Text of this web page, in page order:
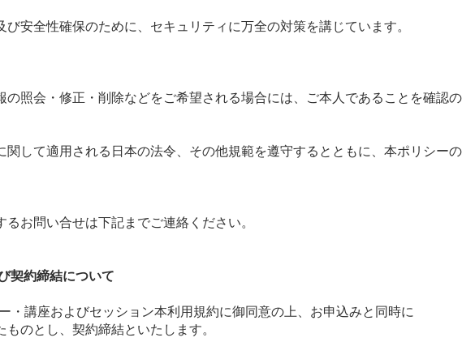
安全性確保のために、セキュリティに万全の対策を講じています。
照会・修正・削除などをご希望される場合には、ご本人であることを確認
関して適用される日本の法令、その他規範を遵守するとともに、本ポリシー
お問い合せは下記までご連絡ください。
契約締結について
・講座およびセッション本利用規約に御同意の上、お申込みと同時に
のとし、契約締結といたします。